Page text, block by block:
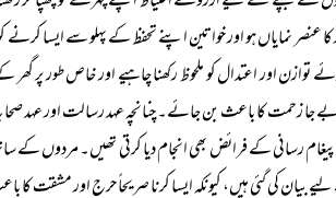
کا عنصر نمایاں ہو اور خواتین اپنے تحفظ کے پہلو سے ایسا
اور اعتدال کو ملحوظ رکھنا چاہیے اور خاص طور پر
جا زحمت کا باعث بن جائے۔ چنانچہ عہد رسالت اور عہد
پیغام رسانی کے فرائض بھی انجام دیا کرتی تھیں۔ مردوں
کی گئی ہیں، کیونکہ ایسا کرنا صریحاً حرج اور مشقت کا